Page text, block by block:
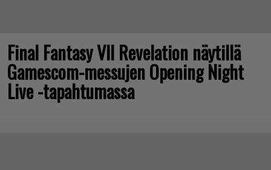
Final Fantasy VII Revelation näytillä
Gamescom-messujen Opening Night
Live -tapahtumassa